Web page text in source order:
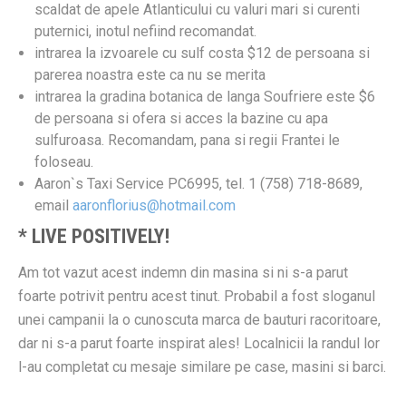
scaldat de apele Atlanticului cu valuri mari si curenti
puternici, inotul nefiind recomandat.
intrarea la izvoarele cu sulf costa $12 de persoana si
parerea noastra este ca nu se merita
intrarea la gradina botanica de langa Soufriere este $6
de persoana si ofera si acces la bazine cu apa
sulfuroasa. Recomandam, pana si regii Frantei le
foloseau.
Aaron`s Taxi Service PC6995, tel. 1 (758) 718-8689,
email aaronflorius@hotmail.com
* LIVE POSITIVELY!
Am tot vazut acest indemn din masina si ni s-a parut
foarte potrivit pentru acest tinut. Probabil a fost sloganul
unei campanii la o cunoscuta marca de bauturi racoritoare,
dar ni s-a parut foarte inspirat ales! Localnicii la randul lor
l-au completat cu mesaje similare pe case, masini si barci.